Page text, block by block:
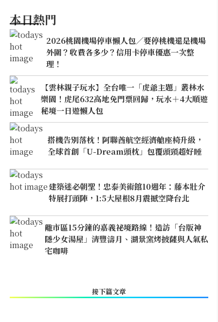
本日熱門
2026桃園機場停車懶人包／要停桃機還是機場
外圍？收費各多少？信用卡停車優惠一次整
理！
【雲林親子玩水】全台唯一「虎爺主題」叢林水
樂園！虎尾632高地免門票回歸，玩水＋4大順遊
秘境一日遊懶人包
搭機告別落枕！阿聯酋航空經濟艙座椅升級，
全球首創「U-Dream頭枕」包覆頭頸超好睡
建築迷必朝聖！忠泰美術館10週年：藤本壯介
特展打頭陣，1:5大屋根8月震撼空降台北
離市區15分鐘的嘉義祕境路線！造訪「台版神
隱少女湯屋」清豐濤月、湖景窯烤披薩與人氣私
宅咖啡
接下篇文章